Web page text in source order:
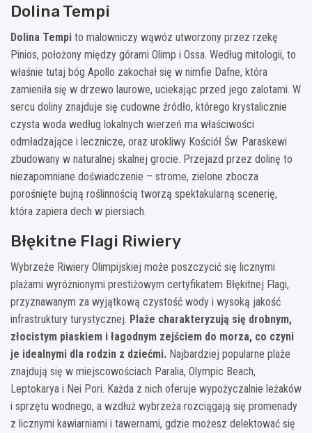
Dolina Tempi
Dolina Tempi to malowniczy wąwóz utworzony przez rzekę
Pinios, położony między górami Olimp i Ossa. Według mitologii, to
właśnie tutaj bóg Apollo zakochał się w nimfie Dafne, która
zamieniła się w drzewo laurowe, uciekając przed jego zalotami. W
sercu doliny znajduje się cudowne źródło, którego krystalicznie
czysta woda według lokalnych wierzeń ma właściwości
odmładzające i lecznicze, oraz urokliwy Kościół Św. Paraskewi
zbudowany w naturalnej skalnej grocie. Przejazd przez dolinę to
niezapomniane doświadczenie – strome, zielone zbocza
porośnięte bujną roślinnością tworzą spektakularną scenerię,
która zapiera dech w piersiach.
Błękitne Flagi Riwiery
Wybrzeże Riwiery Olimpijskiej może poszczycić się licznymi
plażami wyróżnionymi prestiżowym certyfikatem Błękitnej Flagi,
przyznawanym za wyjątkową czystość wody i wysoką jakość
infrastruktury turystycznej. Plaże charakteryzują się drobnym,
złocistym piaskiem i łagodnym zejściem do morza, co czyni
je idealnymi dla rodzin z dziećmi. Najbardziej popularne plaże
znajdują się w miejscowościach Paralia, Olympic Beach,
Leptokarya i Nei Pori. Każda z nich oferuje wypożyczalnie leżaków
i sprzętu wodnego, a wzdłuż wybrzeża rozciągają się promenady
z licznymi kawiarniami i tawernami, gdzie możesz delektować się